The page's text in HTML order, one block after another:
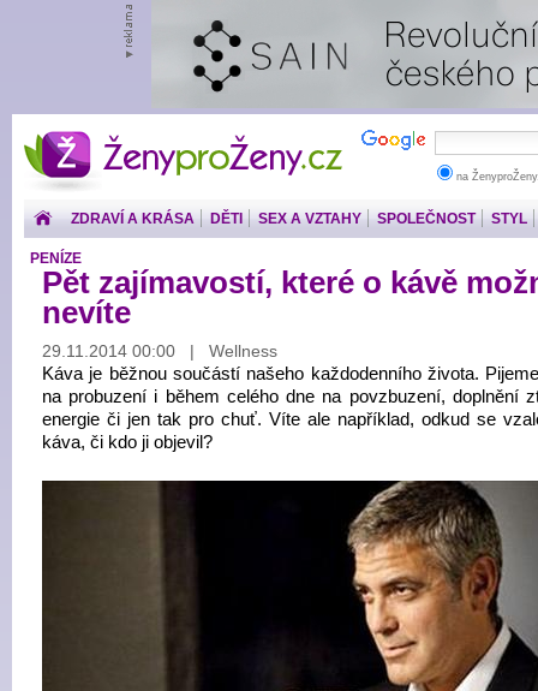
ŽenyproŽeny.cz
na
ZDRAVÍ A KRÁSA DĚTI SEX A VZTAHY SPOLEČNOST STYL
PENÍZE
Pět zajímavostí, které o kávě
nevíte
29.11.2014 00:00 | Wellness
Káva je běžnou součástí našeho každodenního života.
na probuzení i během celého dne na povzbuzení, doplnění
energie či jen tak pro chuť. Víte ale například, odkud se
káva, či kdo ji objevil?